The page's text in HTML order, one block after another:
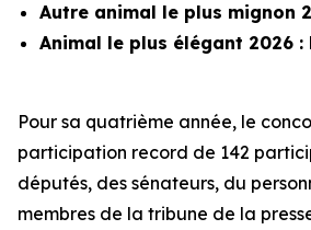
Autre animal le plus mignon
Animal le plus élégant 2026 :
Pour sa quatrième année, le
participation record de 142
députés, des sénateurs, du
membres de la tribune de la